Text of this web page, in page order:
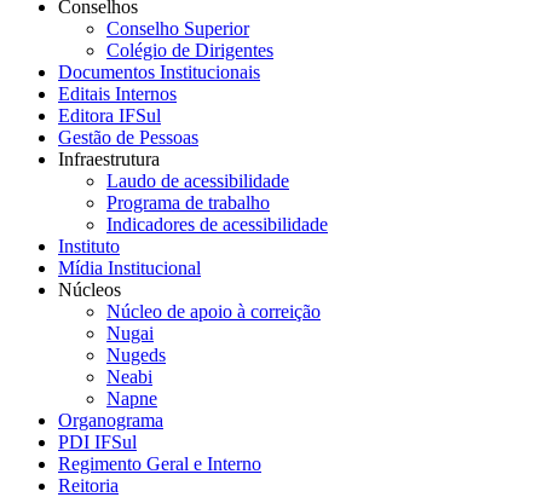
Conselhos
Conselho Superior
Colégio de Dirigentes
Documentos Institucionais
Editais Internos
Editora IFSul
Gestão de Pessoas
Infraestrutura
Laudo de acessibilidade
Programa de trabalho
Indicadores de acessibilidade
Instituto
Mídia Institucional
Núcleos
Núcleo de apoio à correição
Nugai
Nugeds
Neabi
Napne
Organograma
PDI IFSul
Regimento Geral e Interno
Reitoria